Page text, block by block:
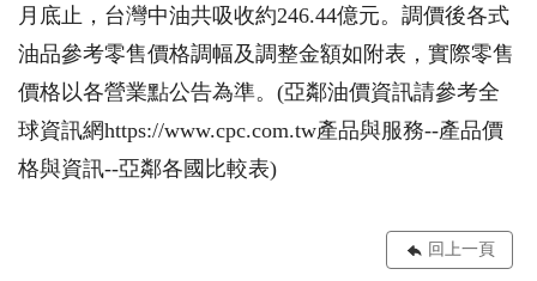
月底止，台灣中油共吸收約246.44億元。調價後各式
油品參考零售價格調幅及調整金額如附表，實際零售
價格以各營業點公告為準。(亞鄰油價資訊請參考全
球資訊網https://www.cpc.com.tw產品與服務--產品價
格與資訊--亞鄰各國比較表)
回上一頁